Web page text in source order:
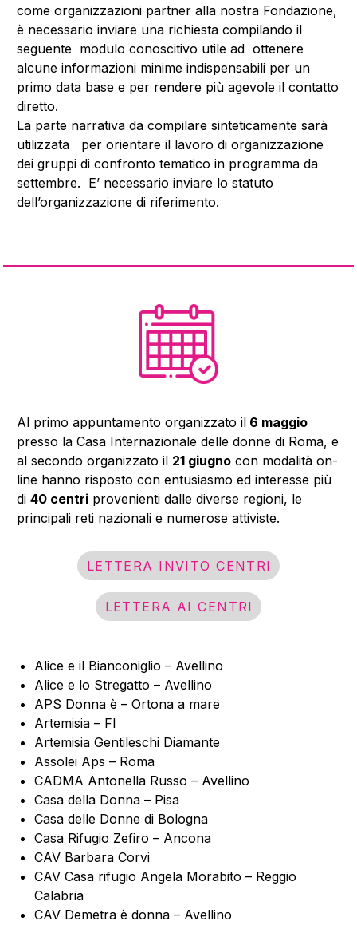
come organizzazioni partner alla nostra Fondazione,
è necessario inviare una richiesta compilando il
seguente modulo conoscitivo utile ad ottenere
alcune informazioni minime indispensabili per un
primo data base e per rendere più agevole il contatto
diretto.
La parte narrativa da compilare sinteticamente sarà
utilizzata per orientare il lavoro di organizzazione
dei gruppi di confronto tematico in programma da
settembre. E’ necessario inviare lo statuto
dell’organizzazione di riferimento.
Al primo appuntamento organizzato il 6 maggio
presso la Casa Internazionale delle donne di Roma, e
al secondo organizzato il 21 giugno con modalità on-
line hanno risposto con entusiasmo ed interesse più
di 40 centri provenienti dalle diverse regioni, le
principali reti nazionali e numerose attiviste.
LETTERA INVITO CENTRI
LETTERA AI CENTRI
Alice e il Bianconiglio – Avellino
Alice e lo Stregatto – Avellino
APS Donna è – Ortona a mare
Artemisia – FI
Artemisia Gentileschi Diamante
Assolei Aps – Roma
CADMA Antonella Russo – Avellino
Casa della Donna – Pisa
Casa delle Donne di Bologna
Casa Rifugio Zefiro – Ancona
CAV Barbara Corvi
CAV Casa rifugio Angela Morabito – Reggio
Calabria
CAV Demetra è donna – Avellino